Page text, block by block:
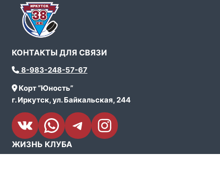
КОНТАКТЫ ДЛЯ СВЯЗИ
8-983-248-57-67
Корт “Юность”
г. Иркутск, ул. Байкальская, 244
VK WhatsApp Telegram Instagram
ЖИЗНЬ КЛУБА